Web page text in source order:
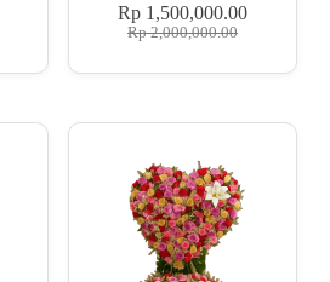
Rp2,000,000.00
Rp 1,500,000.00